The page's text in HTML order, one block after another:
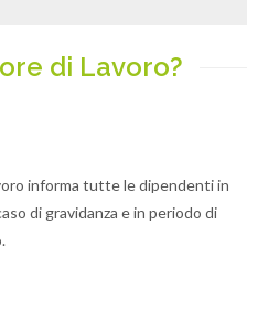
di Lavoro?
informa tutte le dipendenti in
di gravidanza e in periodo di